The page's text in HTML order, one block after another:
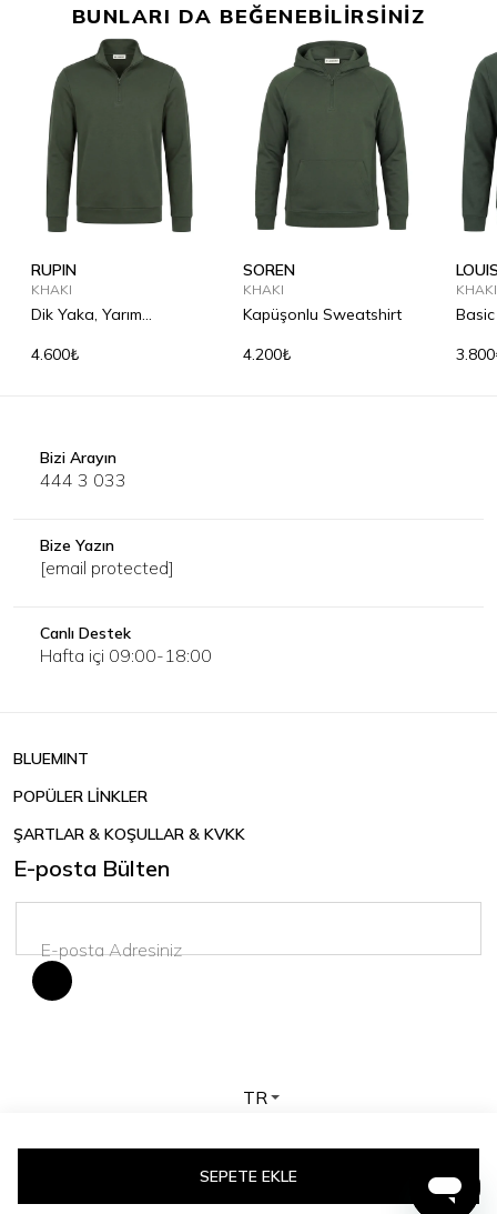
SEPETE EKLE
BUNLARI DA BEĞENEBİLİRSİNİZ
RUPIN
KHAKI
Dik Yaka, Yarım
4.600₺
SOREN
KHAKI
Kapüşonlu Sweatshirt
4.200₺
KHAKI
Bizi Arayın
444 3 033
Bize Yazın
[email protected]
Canlı Destek
Hafta içi 09:00-18:00
BLUEMINT
POPÜLER LİNKLER
ŞARTLAR & KOŞULLAR & KVKK
E-posta Bülten
TR